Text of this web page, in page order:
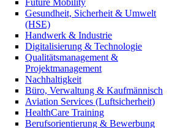
Gesundheit, Sicherheit & Umwelt
(HSE)
Handwerk & Industrie
Digitalisierung & Technologie
Qualitätsmanagement &
Projektmanagement
Nachhaltigkeit
Büro, Verwaltung & Kaufmännisch
Aviation Services (Luftsicherheit)
HealthCare Training
Berufsorientierung & Bewerbung